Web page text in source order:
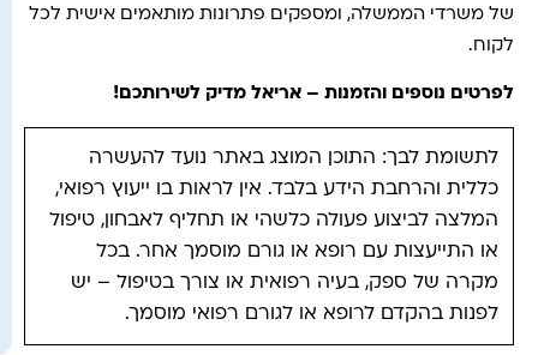
של משרדי הממשלה, ומספקים פתרונות מותאמים אישית לכל
לקוח.
לפרטים נוספים והזמנות – אריאל מדיק לשירותכם !
לתשומת לבך: התוכן המוצג באתר נועד להעשרה
כללית והרחבת הידע בלבד. אין לראות בו ייעוץ רפואי,
המלצה לביצוע פעולה כלשהי או תחליף לאבחון, טיפול
או התייעצות עם רופא או גורם מוסמך אחר. בכל
מקרה של ספק, בעיה רפואית או צורך בטיפול – יש
לפנות בהקדם לרופא או לגורם רפואי מוסמך.